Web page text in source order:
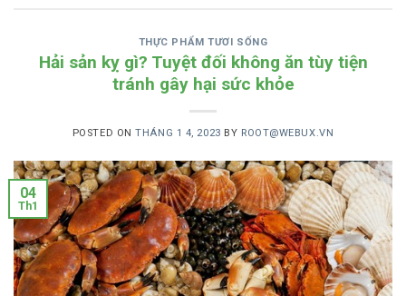
THỰC PHẨM TƯƠI SỐNG
Hải sản kỵ gì? Tuyệt đối không ăn tùy tiện
tránh gây hại sức khỏe
POSTED ONTHÁNG 1 4, 2023 BY ROOT@WEBUX.VN
04
Th1